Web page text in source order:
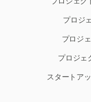
プロジ
プロジ
プロジェ
スタートア